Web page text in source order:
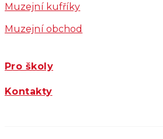
Muzejní kufříky
Muzejní obchod
Pro školy
Kontakty